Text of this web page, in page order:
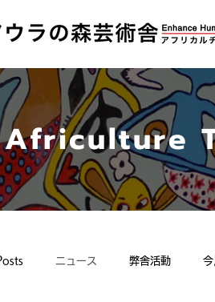
Africulture
ニュース 弊舎活動 今